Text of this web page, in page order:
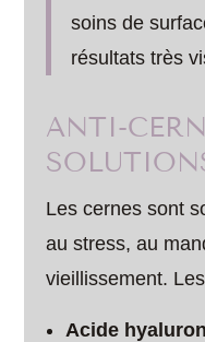
soins de
résultats très
ANTI-
Les cernes sont
au stress, au
vieillissement.
Acide